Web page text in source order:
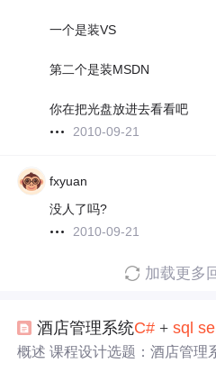
一个是装VS
第二个是装MSDN
你在把光盘放进去看看吧
2010-09-21
fxyuan
没人了吗?
2010-09-21
加载更多
酒店管理系统C# +sql
概述 课程设计选题：酒店管理